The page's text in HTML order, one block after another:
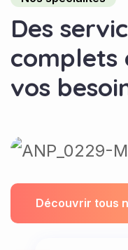
Des servic
complets
vos besoi
Découvrir tous n